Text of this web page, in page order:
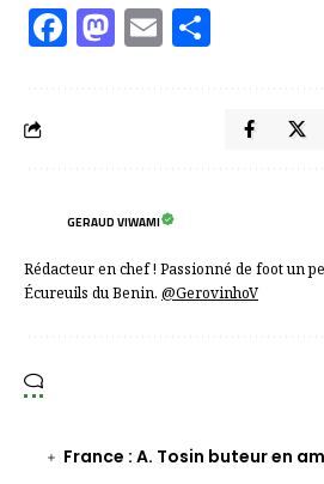
Facebook
Mastodon
Email
GERAUD VIWAMI
Rédacteur en chef ! Passionné de foot un
Écureuils du Benin. @GerovinhoV
France : A. Tosin buteur en